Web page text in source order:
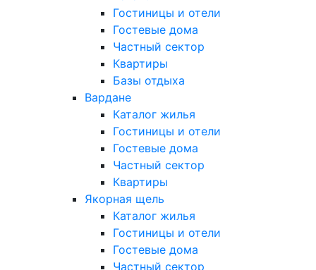
Гостиницы и отели
Гостевые дома
Частный сектор
Квартиры
Базы отдыха
Вардане
Каталог жилья
Гостиницы и отели
Гостевые дома
Частный сектор
Квартиры
Якорная щель
Каталог жилья
Гостиницы и отели
Гостевые дома
Частный сектор